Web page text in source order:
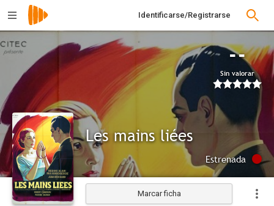
Identificarse/Registrarse
--
Sin valorar
Les mains liées
Estrenada
Marcar ficha